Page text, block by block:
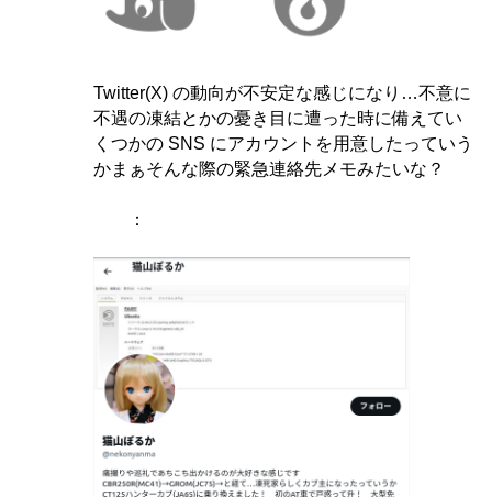
Twitter(X) の動向が不安定な感じになり…不意に
不遇の凍結とかの憂き目に遭った時に備えてい
くつかの SNS にアカウントを用意したっていう
かまぁそんな際の緊急連絡先メモみたいな？
：